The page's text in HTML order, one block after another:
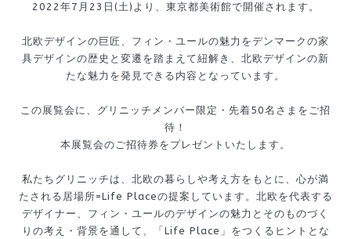
2022年7月23日(土)より、東京都美術館で開催されます。
北欧デザインの巨匠、フィン・ユールの魅力をデンマークの家
具デザインの歴史と変遷を踏まえて紐解き、 北欧デザインの新
たな魅力を発見できる内容となっています。
この展覧会に、グリニッチメンバー限定・先着50名さまをご招
待！
本展覧会のご招待券をプレゼントいたします。
私たちグリニッチは、北欧の暮らしや考え方をもとに、 心が満
たされる居場所=Life Placeの提案しています。 北欧を代表する
デザイナー、フィン・ユールのデザインの魅力と そのものづく
りの考え・背景を通して、
「Life Place」をつくるヒントとな